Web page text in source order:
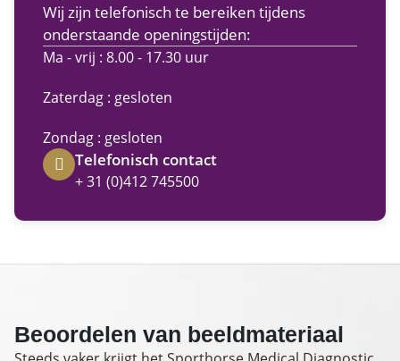
Wij zijn telefonisch te bereiken tijdens
onderstaande openingstijden:
Ma - vrij : 8.00 - 17.30 uur
Zaterdag : gesloten
Zondag : gesloten
Telefonisch contact
+ 31 (0)412 745500
Beoordelen van beeldmateriaal